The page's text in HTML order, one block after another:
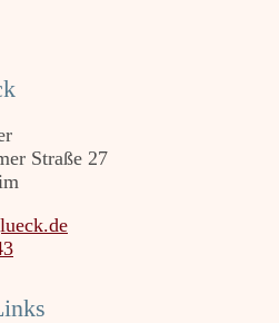
Straße 27